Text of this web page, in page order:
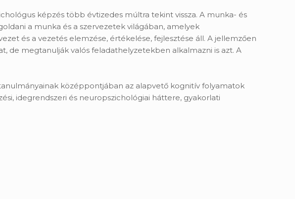
képzés több évtizedes múltra tekint vissza. A munka- és
a munka és a szervezetek világában, amelyek
és a vezetés elemzése, értékelése, fejlesztése áll. A jellemzően
de megtanulják valós feladathelyzetekben alkalmazni is azt. A
középpontjában az alapvető kognitív folyamatok
idegrendszeri és neuropszichológiai háttere, gyakorlati